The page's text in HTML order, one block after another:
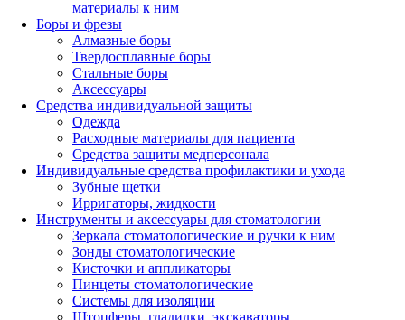
материалы к ним
Боры и фрезы
Алмазные боры
Твердосплавные боры
Стальные боры
Аксессуары
Средства индивидуальной защиты
Одежда
Расходные материалы для пациента
Средства защиты медперсонала
Индивидуальные средства профилактики и ухода
Зубные щетки
Ирригаторы, жидкости
Инструменты и аксессуары для стоматологии
Зеркала стоматологические и ручки к ним
Зонды стоматологические
Кисточки и аппликаторы
Пинцеты стоматологические
Системы для изоляции
Штопферы, гладилки, экскаваторы